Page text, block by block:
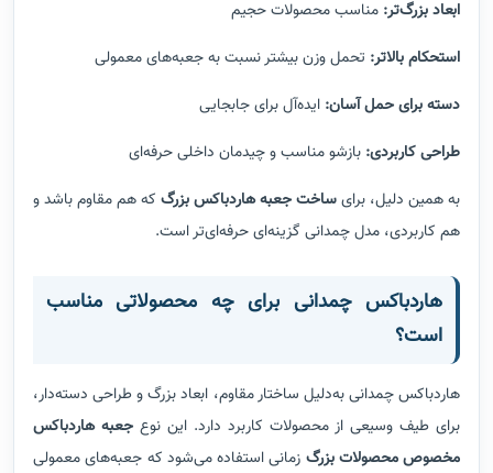
ابعاد بزرگ‌تر: مناسب محصولات حجیم
استحکام بالاتر: تحمل وزن بیشتر نسبت به جعبه‌های معمولی
دسته برای حمل آسان: ایده‌آل برای جابجایی
طراحی کاربردی: بازشو مناسب و چیدمان داخلی حرفه‌ای
به همین دلیل، برایساخت جعبه هاردباکس بزرگ که هم مقاوم باشد و
هم کاربردی، مدل چمدانی گزینه‌ای حرفه‌ای‌تر است.
هاردباکس چمدانی برای چه محصولاتی مناسب
است؟
هاردباکس چمدانی به‌دلیل ساختار مقاوم، ابعاد بزرگ و طراحی دسته‌دار،
برای طیف وسیعی از محصولات کاربرد دارد. این نوع جعبه هاردباکس
مخصوص محصولات بزرگ زمانی استفاده می‌شود که جعبه‌های معمولی